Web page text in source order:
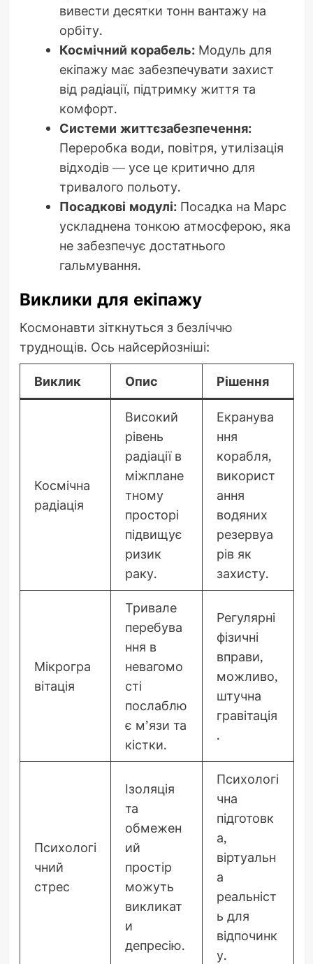
вивести десятки тонн вантажу на
орбіту.
Космічний корабель:Модуль для
екіпажу має забезпечувати захист
від радіації, підтримку життя та
комфорт.
Системи життєзабезпечення:
Переробка води, повітря, утилізація
відходів — усе це критично для
тривалого польоту.
Посадкові модулі:Посадка на Марс
ускладнена тонкою атмосферою, яка
не забезпечує достатнього
гальмування.
Виклики для екіпажу
Космонавти зіткнуться з безліччю
труднощів. Ось найсерйозніші:
Виклик Опис Рішення
Космічна
радіація
Високий
рівень
радіації в
міжплане
тному
просторі
підвищує
ризик
раку.
Екранува
ння
корабля,
використ
ання
водяних
резервуа
рів як
захисту.
Мікрогра
вітація
Тривале
перебува
ння в
невагомо
сті
послаблю
є м’язи та
кістки.
Регулярні
фізичні
вправи,
можливо,
штучна
гравітація
.
Психологі
чний
стрес
Ізоляція
та
обмежен
ий
простір
можуть
викликат
и
депресію.
Психологі
чна
підготовк
а,
віртуальн
а
реальніст
ь для
відпочинк
у.